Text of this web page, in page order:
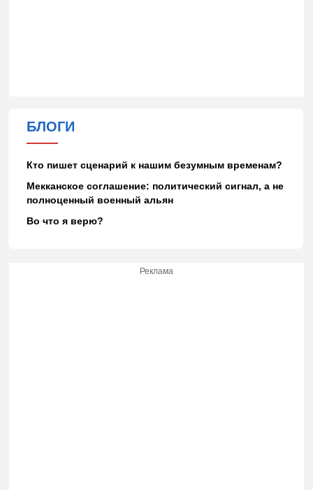
БЛОГИ
Кто пишет сценарий к нашим безумным временам?
Мекканское соглашение: политический сигнал, а не
полноценный военный альян
Во что я верю?
Реклама